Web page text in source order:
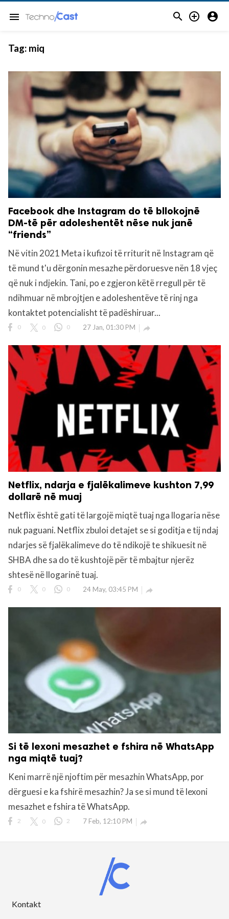
menu   
Tag: miq
Facebook dhe Instagram do të bllokojnë
DM-të për adoleshentët nëse nuk janë
“friends”
Në vitin 2021 Meta i kufizoi të rriturit në Instagram që
të mund t'u dërgonin mesazhe përdoruesve nën 18 vjeç
që nuk i ndjekin. Tani, po e zgjeron këtë rregull për të
ndihmuar në mbrojtjen e adoleshentëve të rinj nga
kontaktet potencialisht të padëshiruar...
0 0 0 27 Jan, 01:30 PM 
Netflix, ndarja e fjalëkalimeve kushton 7,99
dollarë në muaj
Netflix është gati të largojë miqtë tuaj nga llogaria nëse
nuk paguani. Netflix zbuloi detajet se si goditja e tij ndaj
ndarjes së fjalëkalimeve do të ndikojë te shikuesit në
SHBA dhe sa do të kushtojë për të mbajtur njerëz
shtesë në llogarinë tuaj.
0 0 0 24 May, 03:45 PM 
Si të lexoni mesazhet e fshira në WhatsApp
nga miqtë tuaj?
Keni marrë një njoftim për mesazhin WhatsApp, por
dërguesi e ka fshirë mesazhin? Ja se si mund të lexoni
mesazhet e fshira të WhatsApp.
2 0 2 7 Feb, 12:10 PM 
Kontakt